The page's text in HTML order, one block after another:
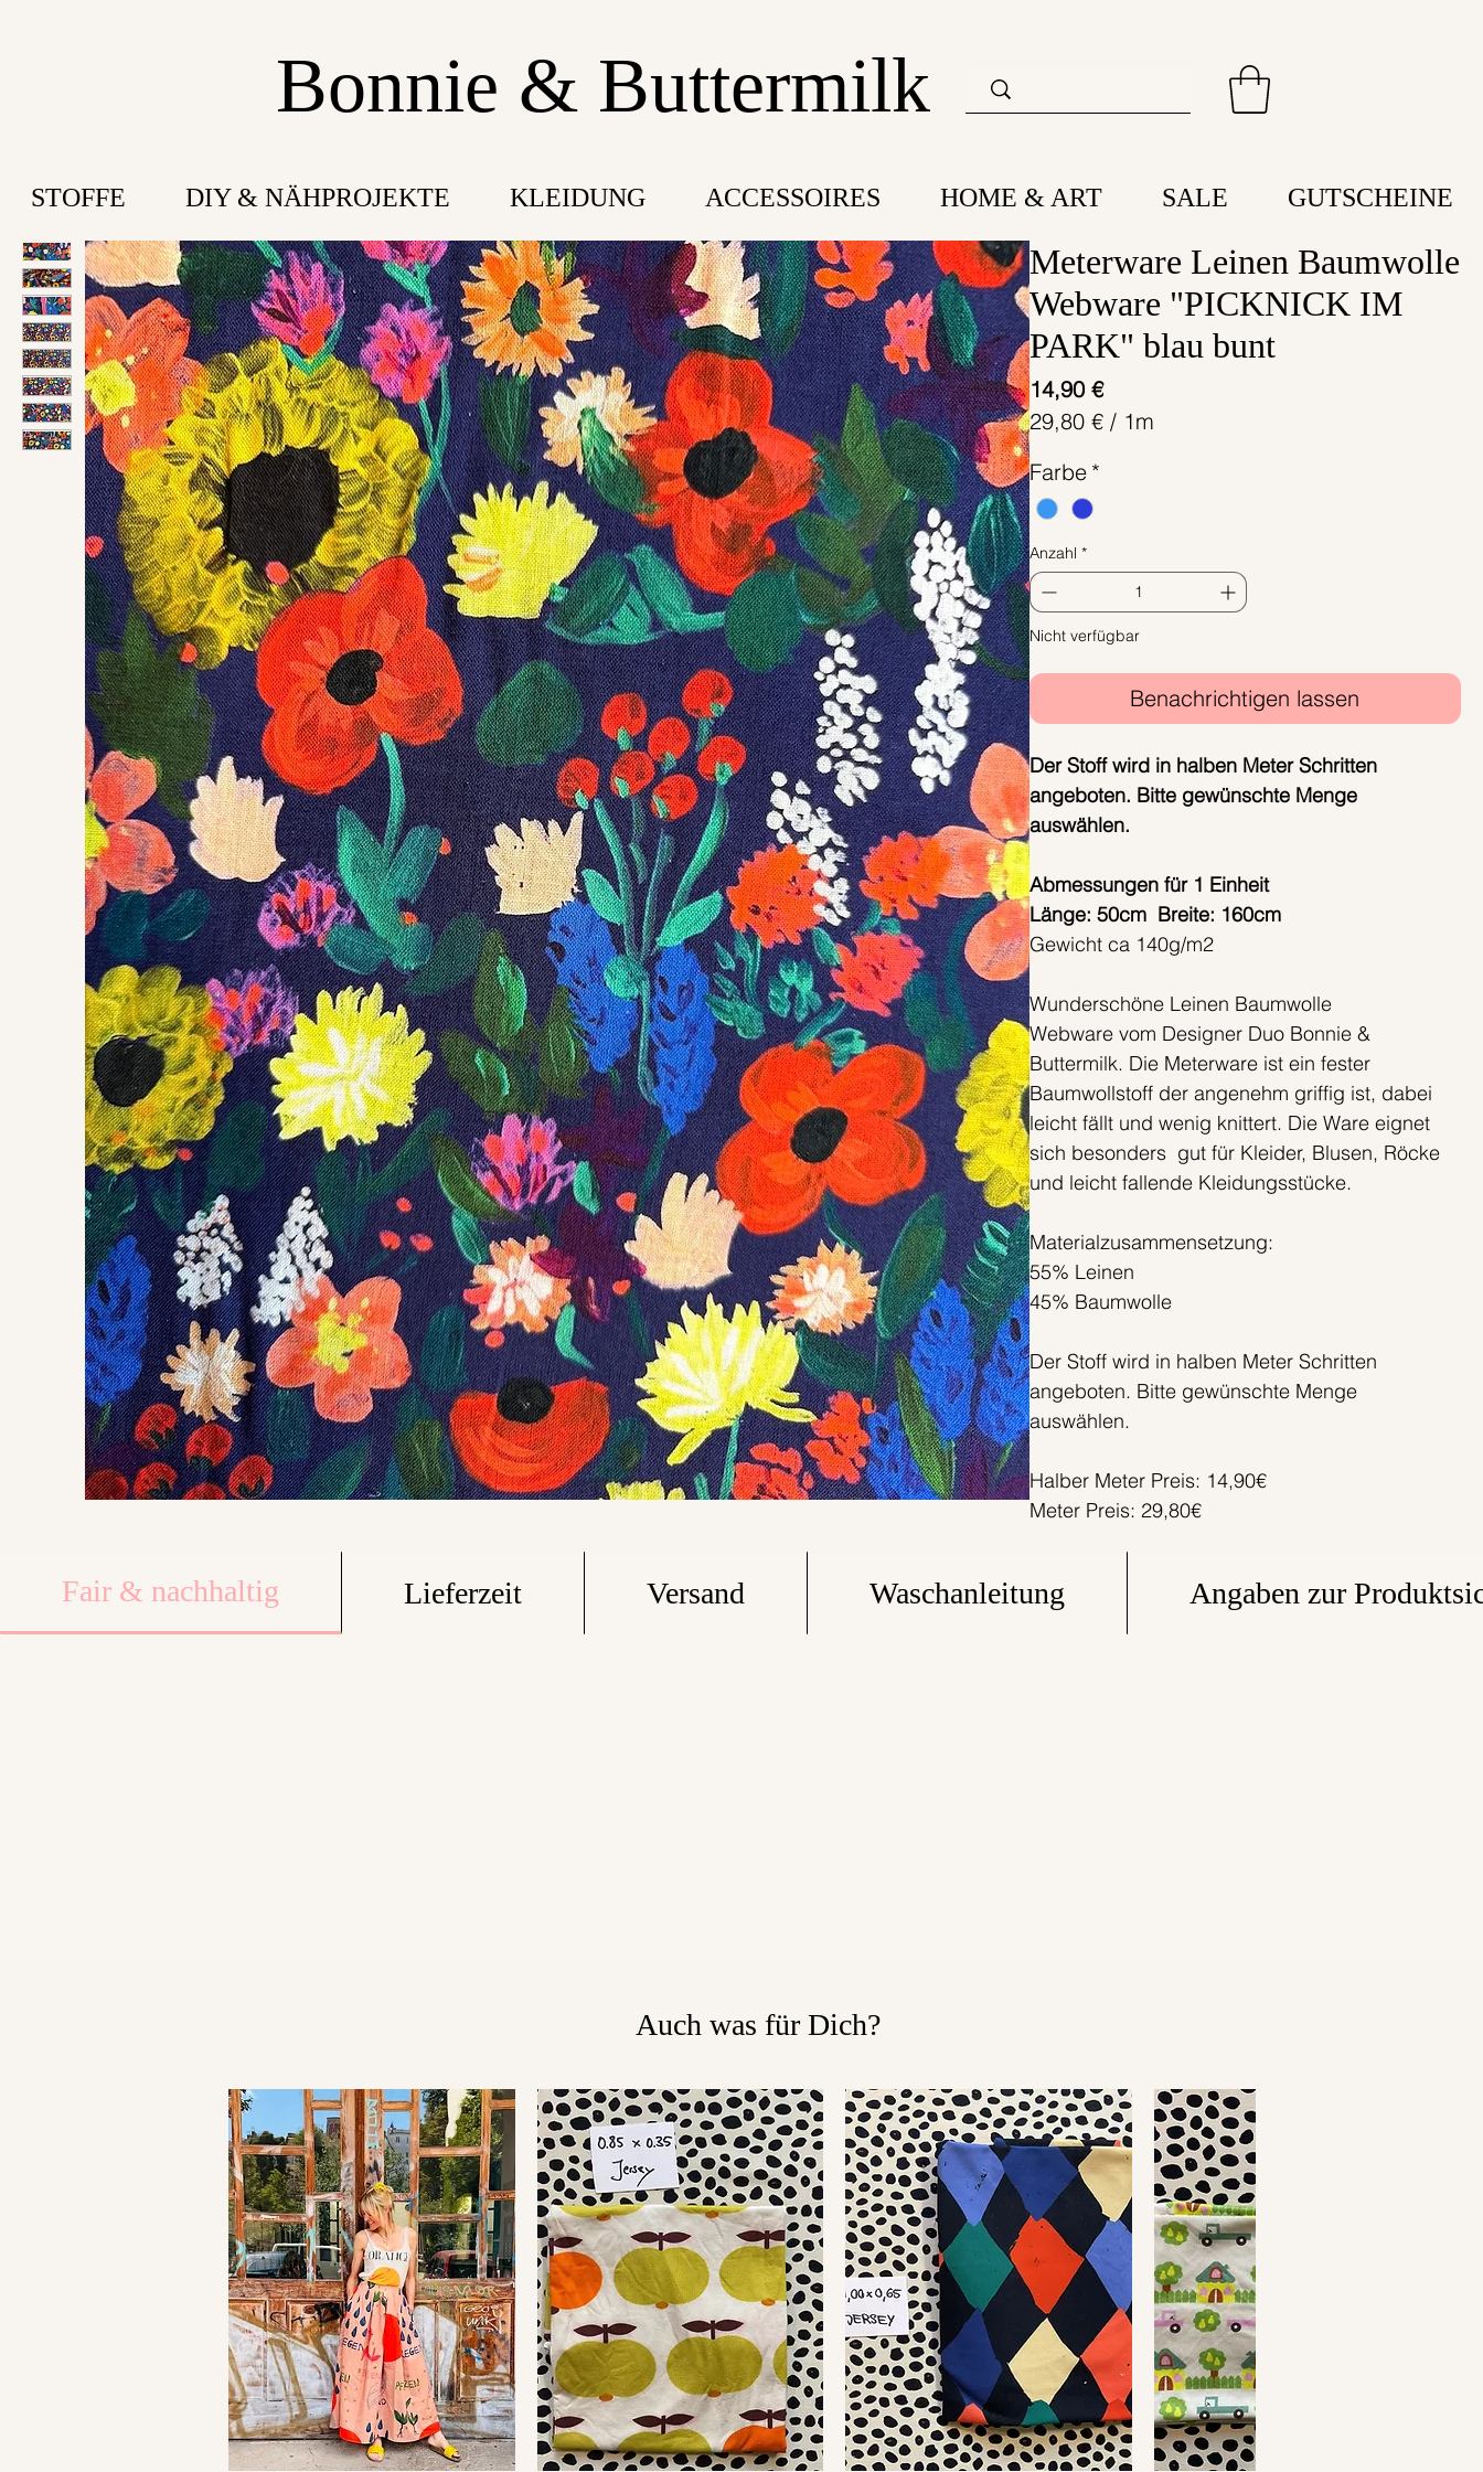
Bonnie & Buttermilk
STOFFE DIY & NÄHPROJEKTE KLEIDUNG ACCESSOIRES HOME & ART SALE GUTSCHEINE
Meterware Leinen Baumwolle
Webware "PICKNICK IM
PARK" blau bunt
14,90 €Preis
29,80 € / 1m
29,80 €
pro
1
Meter
Farbe *
Anzahl *
Nicht verfügbar
Benachrichtigen lassen
Der Stoff wird in halben Meter Schritten
angeboten. Bitte gewünschte Menge
auswählen.
Abmessungen für 1 Einheit
Länge: 50cm Breite: 160cm
Gewicht ca 140g/m2
Wunderschöne Leinen Baumwolle
Webware vom Designer Duo Bonnie &
Buttermilk. Die Meterware ist ein fester
Baumwollstoff der angenehm griffig ist, dabei
leicht fällt und wenig knittert. Die Ware eignet
sich besonders gut für Kleider, Blusen, Röcke
und leicht fallende Kleidungsstücke.
Materialzusammensetzung:
55% Leinen
45% Baumwolle
Der Stoff wird in halben Meter Schritten
angeboten. Bitte gewünschte Menge
auswählen.
Halber Meter Preis: 14,90€
Meter Preis: 29,80€
Fair & nachhaltig Lieferzeit Versand Waschanleitung Angaben zur
Auch was für Dich?